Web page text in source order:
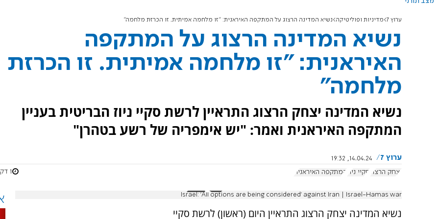
ערוץ 7 מדיניות ופוליטיקה נשיא המדינה הרצוג על המתקפה האיראנית: "זו מלחמה אמיתית. זו הכרזת מלחמה"
נשיא המדינה הרצוג על המתקפה
האיראנית: "זו מלחמה אמיתית. זו הכרזת
מלחמה"
נשיא המדינה יצחק הרצוג התראיין לרשת סקיי ניוז הבריטית בעניין
המתקפה האיראנית ואמר: "יש אימפריה של רשע בטהרן"
ערוץ 7
14.04.24, 19:32
יצחק הרצוג סקיי ניוז המתקפה האיראנית 1 דקות
Israel: 'All options are being considered' against Iran | Israel-Hamas war
נשיא המדינה יצחק הרצוג התראיין היום (ראשון) לרשת סקיי